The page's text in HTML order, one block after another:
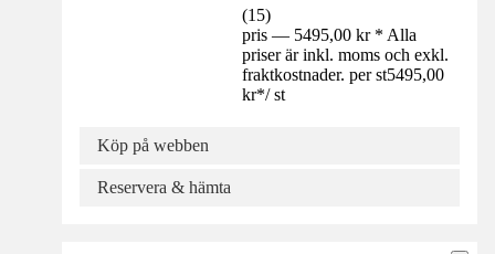
(15)
pris — 5495,00 kr * Alla
priser är inkl. moms och exkl.
fraktkostnader. per st5495,00
kr*/ st
Köp på webben
Reservera & hämta